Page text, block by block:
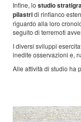
Infine, lo studio
pilastridi rinfianco
riguardo alla loro
seguito di terremoti
I diversi sviluppi
inedite osservazioni e,
Alle attività di studio ha